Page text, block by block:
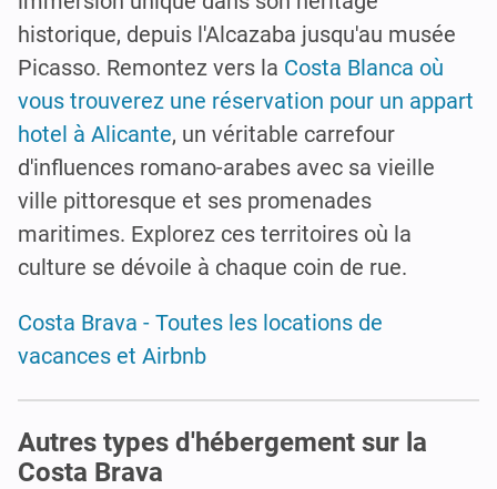
historique, depuis l'Alcazaba jusqu'au musée
Picasso. Remontez vers la Costa Blanca où
vous trouverez une réservation pour un appart
hotel à Alicante, un véritable carrefour
d'influences romano-arabes avec sa vieille
ville pittoresque et ses promenades
maritimes. Explorez ces territoires où la
culture se dévoile à chaque coin de rue.
Costa Brava - Toutes les locations de
vacances et Airbnb
Autres types d'hébergement sur la
Costa Brava